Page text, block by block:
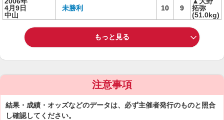
4月9日
中山
未勝利 10 9
拓弥
(51.0kg)
もっと見る
注意事項
結果・成績・オッズなどのデータは、必ず主催者発行のものと照合
し確認してください。